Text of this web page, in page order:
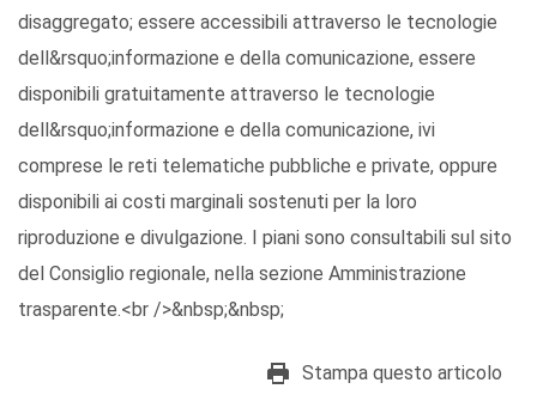
disaggregato; essere accessibili attraverso le tecnologie
dell&rsquo;informazione e della comunicazione, essere
disponibili gratuitamente attraverso le tecnologie
dell&rsquo;informazione e della comunicazione, ivi
comprese le reti telematiche pubbliche e private, oppure
disponibili ai costi marginali sostenuti per la loro
riproduzione e divulgazione. I piani sono consultabili sul sito
del Consiglio regionale, nella sezione Amministrazione
trasparente.<br />&nbsp;&nbsp;
Stampa questo articolo